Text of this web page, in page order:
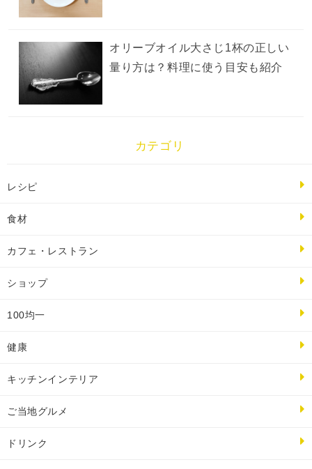
オリーブオイル大さじ1杯の正しい
量り方は？料理に使う目安も紹介
カテゴリ
レシピ
食材
カフェ・レストラン
ショップ
100均一
健康
キッチンインテリア
ご当地グルメ
ドリンク